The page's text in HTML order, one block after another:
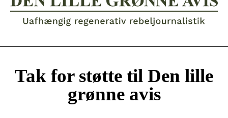
Tak for støtte til Den lille
grønne avis